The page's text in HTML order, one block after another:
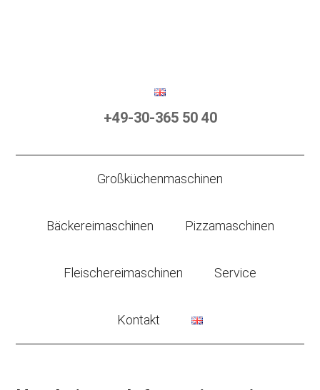
+49-30-365 50 40
Großküchenmaschinen
Bäckereimaschinen Pizzamaschinen
Fleischereimaschinen Service
Kontakt